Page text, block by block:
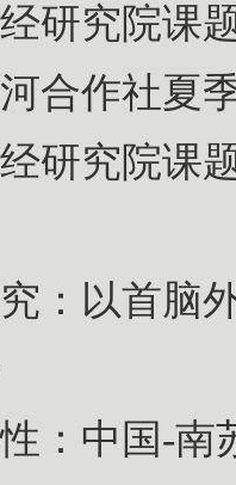
研究院课
合作社夏
研究院课
：以首脑
：中国-南